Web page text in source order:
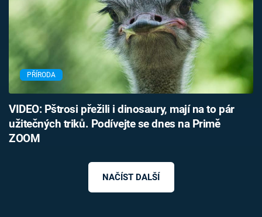
PŘÍRODA
VIDEO: Pštrosi přežili i dinosaury, mají na to pár
užitečných triků. Podívejte se dnes na Primě
ZOOM
NAČÍST DALŠÍ